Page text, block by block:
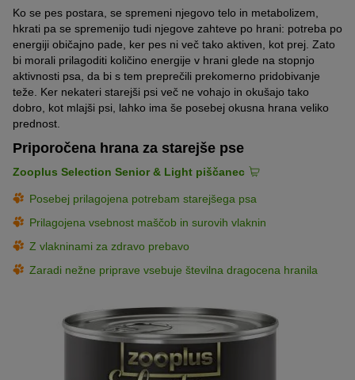
Ko se pes postara, se spremeni njegovo telo in metabolizem,
hkrati pa se spremenijo tudi njegove zahteve po hrani: potreba po
energiji običajno pade, ker pes ni več tako aktiven, kot prej. Zato
bi morali prilagoditi količino energije v hrani glede na stopnjo
aktivnosti psa, da bi s tem preprečili prekomerno pridobivanje
teže. Ker nekateri starejši psi več ne vohajo in okušajo tako
dobro, kot mlajši psi, lahko ima še posebej okusna hrana veliko
prednost.
Priporočena hrana za starejše pse
Zooplus Selection Senior & Light piščanec
Posebej prilagojena potrebam starejšega psa
Prilagojena vsebnost maščob in surovih vlaknin
Z vlakninami za zdravo prebavo
Zaradi nežne priprave vsebuje številna dragocena hranila